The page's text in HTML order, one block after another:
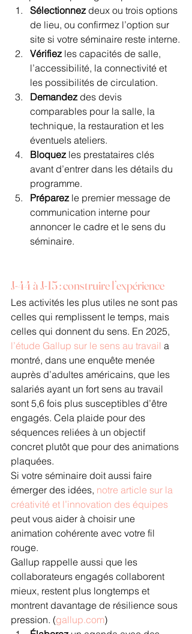
Sélectionnez deux ou trois options
de lieu, ou confirmez l’option sur
site si votre séminaire reste interne.
Vérifiez les capacités de salle,
l’accessibilité, la connectivité et
les possibilités de circulation.
Demandez des devis
comparables pour la salle, la
technique, la restauration et les
éventuels ateliers.
Bloquez les prestataires clés
avant d’entrer dans les détails du
programme.
Préparez le premier message de
communication interne pour
annoncer le cadre et le sens du
séminaire.
J-44 à J-15 : construire l’expérience
Les activités les plus utiles ne sont pas
celles qui remplissent le temps, mais
celles qui donnent du sens. En 2025,
l’étude Gallup sur le sens au travail a
montré, dans une enquête menée
auprès d’adultes américains, que les
salariés ayant un fort sens au travail
sont 5,6 fois plus susceptibles d’être
engagés. Cela plaide pour des
séquences reliées à un objectif
concret plutôt que pour des animations
plaquées.
Si votre séminaire doit aussi faire
émerger des idées, notre article sur la
créativité et l’innovation des équipes
peut vous aider à choisir une
animation cohérente avec votre fil
rouge.
Gallup rappelle aussi que les
collaborateurs engagés collaborent
mieux, restent plus longtemps et
montrent davantage de résilience sous
pression. (gallup.com)